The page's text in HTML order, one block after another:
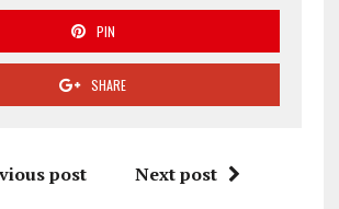
PIN
SHARE
post Next post